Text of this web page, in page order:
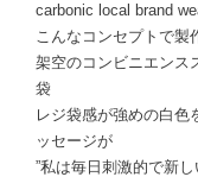
carbonic local brand
こんなコンセプトで製
架空のコンビニエンス
袋
レジ袋感が強めの白色
ッセージが
”私は毎日刺激的で新